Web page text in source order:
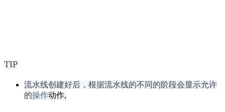
TIP
流水线创建好后，根据流水线的不同的阶段会显示允许
的操作动作,